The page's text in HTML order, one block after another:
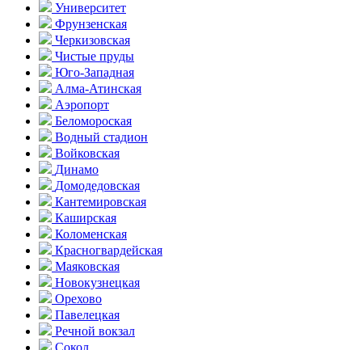
Университет
Фрунзенская
Черкизовская
Чистые пруды
Юго-Западная
Алма-Атинская
Аэропорт
Беломороская
Водный стадион
Войковская
Динамо
Домоде­довская
Кантеми­ровская
Каширская
Коломенская
Красногвар­дейская
Маяковская
Новокузнецкая
Орехово
Павелецкая
Речной вокзал